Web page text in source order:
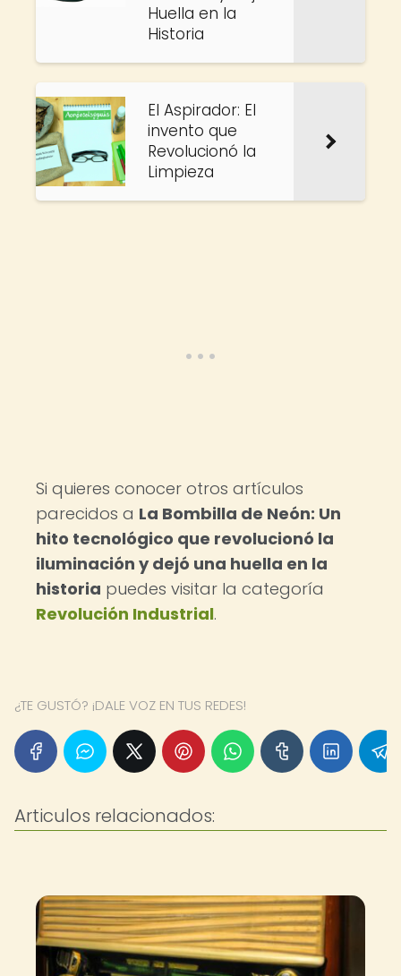
Huella en la
Historia
El Aspirador: El
invento que
Revolucionó la
Limpieza
Si quieres conocer otros artículos
parecidos a La Bombilla de Neón: Un
hito tecnológico que revolucionó la
iluminación y dejó una huella en la
historia puedes visitar la categoría
Revolución Industrial.
¿TE GUSTÓ? ¡DALE VOZ EN TUS REDES!
Articulos relacionados: